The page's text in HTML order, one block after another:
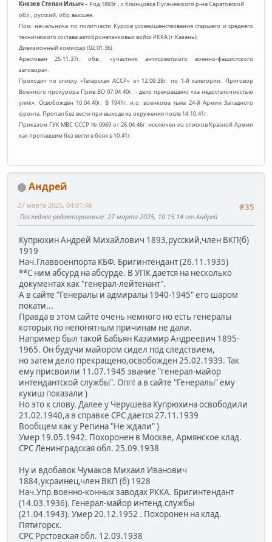
Князев Степан Ильич– Род.1893г., с.Клинцовка Пугачевского р-на Саратовской
обл., русский, обр.высшее.
Пом. начальника по политчасти Курсов усовершенствования старшего и среднего
технического состава автобронетанковых войск РККА (г.Казань).
Дивизионный комиссар (02.01.36).
Арестован 25.11.37г. обв.: «участник антисоветского военно-фашистского
заговора».
Проходит по списку «Татарская АССР» от 12.09.38г. по 1-й категории. Приговор
Военного прокурора Прив.ВО 07.04.40г. - дело прекращено «за недостаточностью
улик». Освобождён 10.04.40г. В 1941г. и.о. военкома тыла 24-й Армии Западного
фронта. Пропал без вести при выходе из окружения после 14.10.41г.
Приказом ГУК МВС СССР № 0969 от 26.04.46г. исключён из списков Красной Армии
как пропавшим без вести в боях в 10.41г.
Андрей
#35
27 марта 2025, 04:01:48
Последнее редактирование: 27 марта 2025, 10:15:14 от Андрей
Купрюхин Андрей Михайлович 1893,русский,член ВКП(б)
1919
Нач.Главвоенпорта КБФ. Бригинтендант (26.11.1935)
**С ним абсурд на абсурде. В УПК дается на несколько
документах как "генерал-лейтенант".
А в сайте "Генералы и адмиралы 1940-1945" его шаром
покати...
Правда в этом сайте очень немного но есть генералы
которых по непонятным причинам не дали.
Например был такой Бабьян Казимир Андреевич 1895-
1965. Он будучи майором сидел под следствием,
но затем дело прекращено,освобожден 25.02.1939. Так
ему присвоили 11.07.1945 звание "генерал-майор
интендантской службы". Опп! а в сайте "Генералы" ему
кукиш показали )
Но это к слову. Далее у Черушева Купрюхина освободили
21.02.1940,а в справке СРС дается 27.11.1939
Вообщем как у Репина "Не ждали" )
Умер 19.05.1942. Похоронен в Москве, Армянское клад.
СРС Ленинградская обл. 25.09.1938
Ну и вдобавок Чумаков Михаил Иванович
1884,украинец,член ВКП (б) 1928
Нач.Упр.военно-конных заводах РККА. Бригинтендант
(14.03.1936). Генерал-майор интенд.службы
(21.04.1943). Умер 20.12.1952 . Похоронен на клад.
Пятигорск.
СРС Ррстовская обл. 12.09.1938